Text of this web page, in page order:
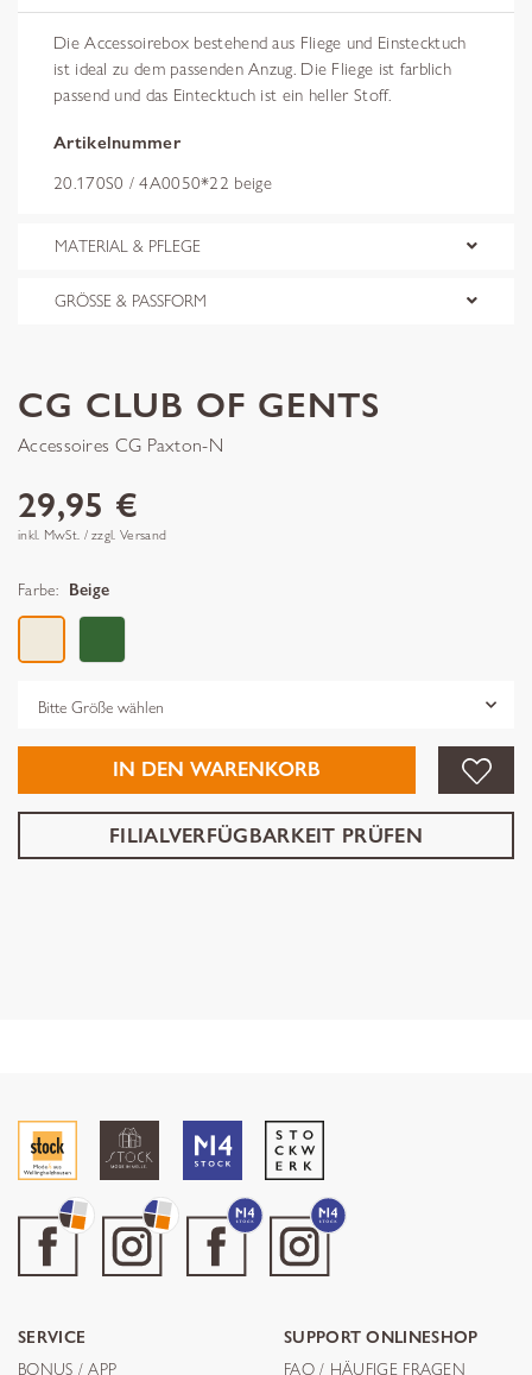
Die Accessoirebox bestehend aus Fliege und Einstecktuch
ist ideal zu dem passenden Anzug. Die Fliege ist farblich
passend und das Eintecktuch ist ein heller Stoff.
Artikelnummer
20.170S0 / 4A0050*22 beige
MATERIAL & PFLEGE
GRÖSSE & PASSFORM
CG CLUB OF GENTS
Accessoires CG Paxton-N
29,95 €
inkl. MwSt. / zzgl. Versand
Farbe: Beige
IN DEN WARENKORB
FILIALVERFÜGBARKEIT PRÜFEN
SERVICE
BONUS / APP
SUPPORT ONLINESHOP
FAQ / HÄUFIGE FRAGEN